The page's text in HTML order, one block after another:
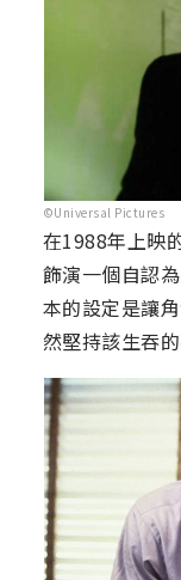
©Universal Pictures
在1988年上映
飾演一個自認
本的設定是讓
然堅持該生吞